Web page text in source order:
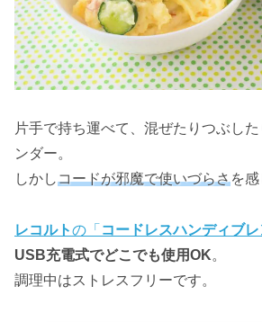
片手で持ち運べて、混ぜたりつぶし
ンダー。
しかしコードが邪魔で使いづらさを
レコルトの「 コードレスハンディブ
USB充電式でどこでも使用OK。
調理中はストレスフリーです。